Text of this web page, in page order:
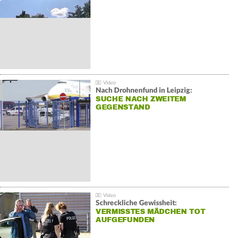
Nach Drohnenfund in Leipzig:
SUCHE NACH ZWEITEM
GEGENSTAND
Schreckliche Gewissheit:
VERMISSTES MÄDCHEN TOT
AUFGEFUNDEN